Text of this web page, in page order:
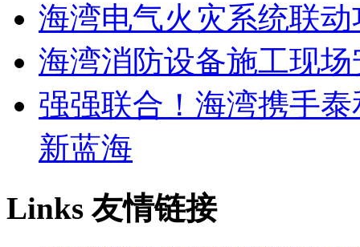
海湾电气火灾系统联
海湾消防设备施工现
强强联合！海湾携手
新蓝海
Links友情链接